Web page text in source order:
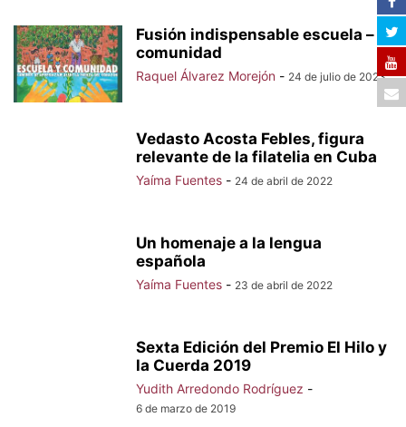
Fusión indispensable escuela –
comunidad
Raquel Álvarez Morejón - 24 de julio de 2023
Vedasto Acosta Febles, figura
relevante de la filatelia en Cuba
Yaíma Fuentes - 24 de abril de 2022
Un homenaje a la lengua
española
Yaíma Fuentes - 23 de abril de 2022
Sexta Edición del Premio El Hilo y
la Cuerda 2019
Yudith Arredondo Rodríguez -
6 de marzo de 2019